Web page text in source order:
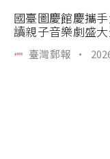
國臺圖慶館慶攜
讀親子音樂劇盛
臺灣郵報 ·